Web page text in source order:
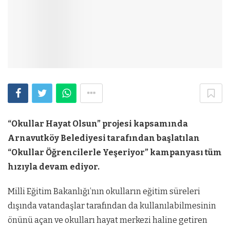
“Okullar Hayat Olsun” projesi kapsamında
Arnavutköy Belediyesi tarafından başlatılan
“Okullar Öğrencilerle Yeşeriyor” kampanyası tüm
hızıyla devam ediyor.
Milli Eğitim Bakanlığı’nın okulların eğitim süreleri
dışında vatandaşlar tarafından da kullanılabilmesinin
önünü açan ve okulları hayat merkezi haline getiren